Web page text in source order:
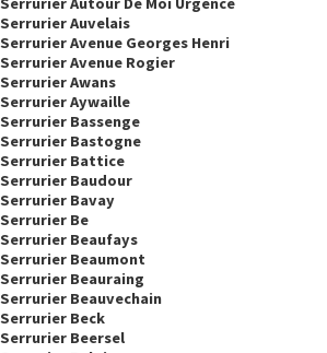
Serrurier Auvelais
Serrurier Avenue Georges Henri
Serrurier Avenue Rogier
Serrurier Awans
Serrurier Aywaille
Serrurier Bassenge
Serrurier Bastogne
Serrurier Battice
Serrurier Baudour
Serrurier Bavay
Serrurier Be
Serrurier Beaufays
Serrurier Beaumont
Serrurier Beauraing
Serrurier Beauvechain
Serrurier Beck
Serrurier Beersel